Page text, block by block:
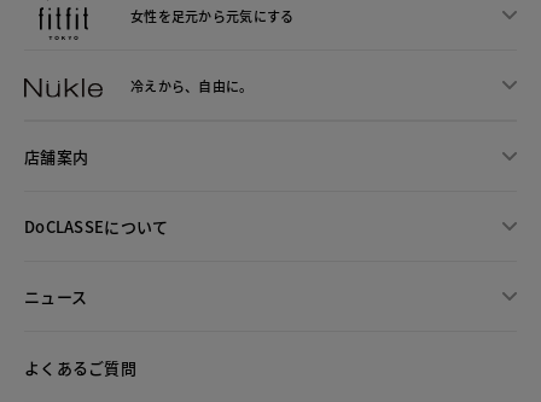
女性を足元から元気にする
冷えから、 自由に。
店舗案内
DoCLASSEについて
ニュース
よくあるご質問